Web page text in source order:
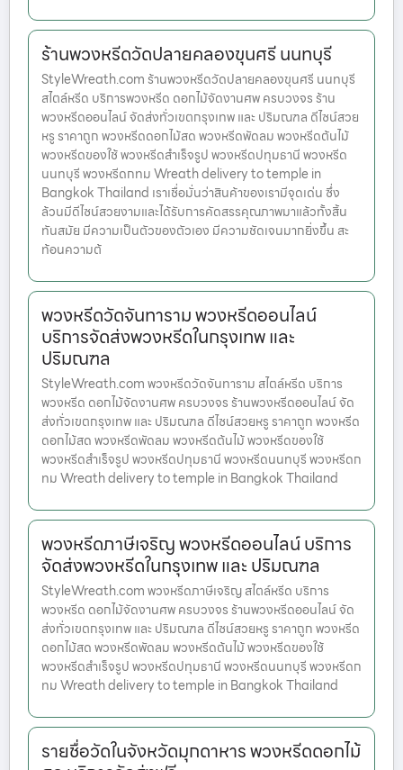
ร้านพวงหรีดวัดปลายคลองขุนศรี นนทบุรี
StyleWreath.com ร้านพวงหรีดวัดปลายคลองขุนศรี นนทบุรี
สไตล์หรีด บริการพวงหรีด ดอกไม้จัดงานศพ ครบวงจร ร้าน
พวงหรีดออนไลน์ จัดส่งทั่วเขตกรุงเทพ และ ปริมณฑล ดีไซน์สวย
หรู ราคาถูก พวงหรีดดอกไม้สด พวงหรีดพัดลม พวงหรีดต้นไม้
พวงหรีดของใช้ พวงหรีดสำเร็จรูป พวงหรีดปทุมธานี พวงหรีด
นนทบุรี พวงหรีดกทม Wreath delivery to temple in
Bangkok Thailand เราเชื่อมั่นว่าสินค้าของเรามีจุดเด่น ซึ่ง
ล้วนมีดีไซน์สวยงามและได้รับการคัดสรรคุณภาพมาแล้วทั้งสิ้น
ทันสมัย มีความเป็นตัวของตัวเอง มีความชัดเจนมากยิ่งขึ้น สะ
ท้อนความต้
พวงหรีดวัดจันทาราม พวงหรีดออนไลน์
บริการจัดส่งพวงหรีดในกรุงเทพ และ
ปริมณฑล
StyleWreath.com พวงหรีดวัดจันทาราม สไตล์หรีด บริการ
พวงหรีด ดอกไม้จัดงานศพ ครบวงจร ร้านพวงหรีดออนไลน์ จัด
ส่งทั่วเขตกรุงเทพ และ ปริมณฑล ดีไซน์สวยหรู ราคาถูก พวงหรีด
ดอกไม้สด พวงหรีดพัดลม พวงหรีดต้นไม้ พวงหรีดของใช้
พวงหรีดสำเร็จรูป พวงหรีดปทุมธานี พวงหรีดนนทบุรี พวงหรีดก
ทม Wreath delivery to temple in Bangkok Thailand
พวงหรีดภาษีเจริญ พวงหรีดออนไลน์ บริการ
จัดส่งพวงหรีดในกรุงเทพ และ ปริมณฑล
StyleWreath.com พวงหรีดภาษีเจริญ สไตล์หรีด บริการ
พวงหรีด ดอกไม้จัดงานศพ ครบวงจร ร้านพวงหรีดออนไลน์ จัด
ส่งทั่วเขตกรุงเทพ และ ปริมณฑล ดีไซน์สวยหรู ราคาถูก พวงหรีด
ดอกไม้สด พวงหรีดพัดลม พวงหรีดต้นไม้ พวงหรีดของใช้
พวงหรีดสำเร็จรูป พวงหรีดปทุมธานี พวงหรีดนนทบุรี พวงหรีดก
ทม Wreath delivery to temple in Bangkok Thailand
รายชื่อวัดในจังหวัดมุกดาหาร พวงหรีดดอกไม้